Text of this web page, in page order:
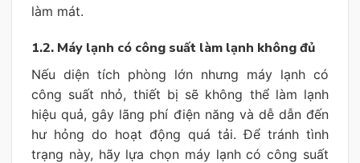
làm mát.
1.2. Máy lạnh có công suất làm lạnh không đủ
Nếu diện tích phòng lớn nhưng máy lạnh có
công suất nhỏ, thiết bị sẽ không thể làm lạnh
hiệu quả, gây lãng phí điện năng và dễ dẫn đến
hư hỏng do hoạt động quá tải. Để tránh tình
trạng này, hãy lựa chọn máy lạnh có công suất